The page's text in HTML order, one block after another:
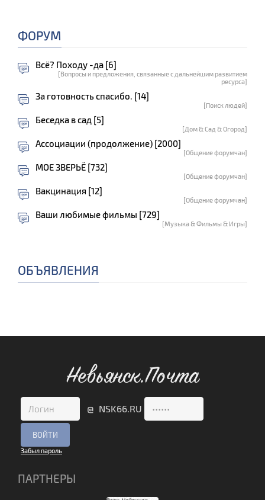
ФОРУМ
Всё? Походу -да [6]
[Вопросы и предложения, связанные с дальнейшим развитием
ресурса]
За готовность спасибо. [14]
[Поиск людей]
Беседка в сад [5]
[Дом & Сад & Огород]
Ассоциации (продолжение) [2000]
[Общение форумчан]
МОЕ ЗВЕРЬЁ [732]
[Общение форумчан]
Вакцинация [12]
[Общение форумчан]
Ваши любимые фильмы [729]
[Музыка & Фильмы & Игры]
ОБЪЯВЛЕНИЯ
Невьянск.Почта
@ NSK66.RU
Забыл пароль
ПАРТНЕРЫ